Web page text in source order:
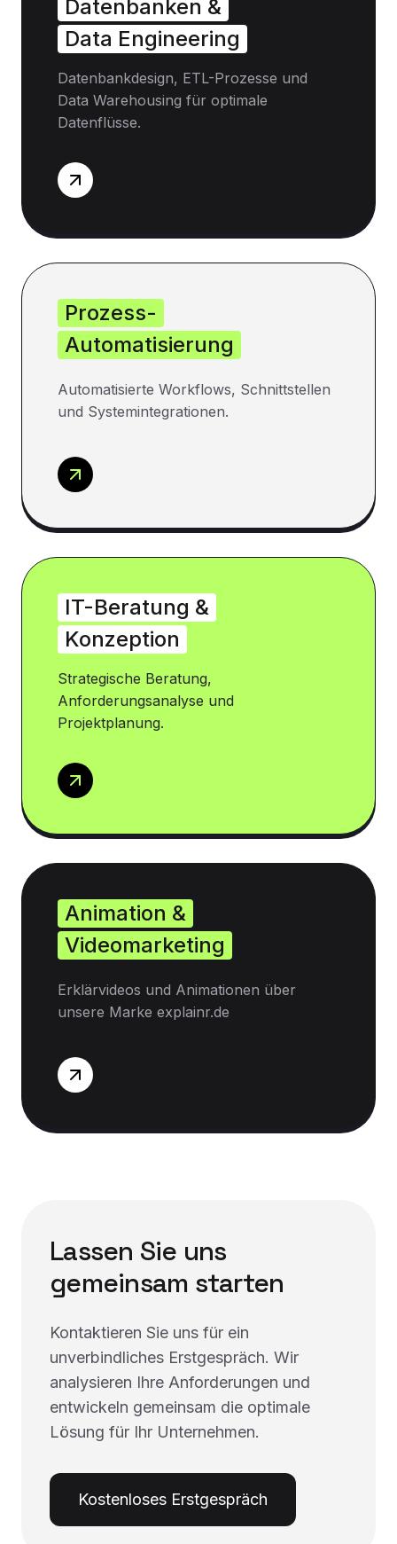
Datenbanken &
Data Engineering
Datenbankdesign, ETL-Prozesse und
Data Warehousing für optimale
Datenflüsse.
Prozess-
Automatisierung
Automatisierte Workflows, Schnittstellen
und Systemintegrationen.
IT-Beratung &
Konzeption
Strategische Beratung,
Anforderungsanalyse und
Projektplanung.
Animation &
Videomarketing
Erklärvideos und Animationen über
unsere Marke explainr.de
Lassen Sie uns
gemeinsam starten
Kontaktieren Sie uns für ein
unverbindliches Erstgespräch. Wir
analysieren Ihre Anforderungen und
entwickeln gemeinsam die optimale
Lösung für Ihr Unternehmen.
Kostenloses Erstgespräch